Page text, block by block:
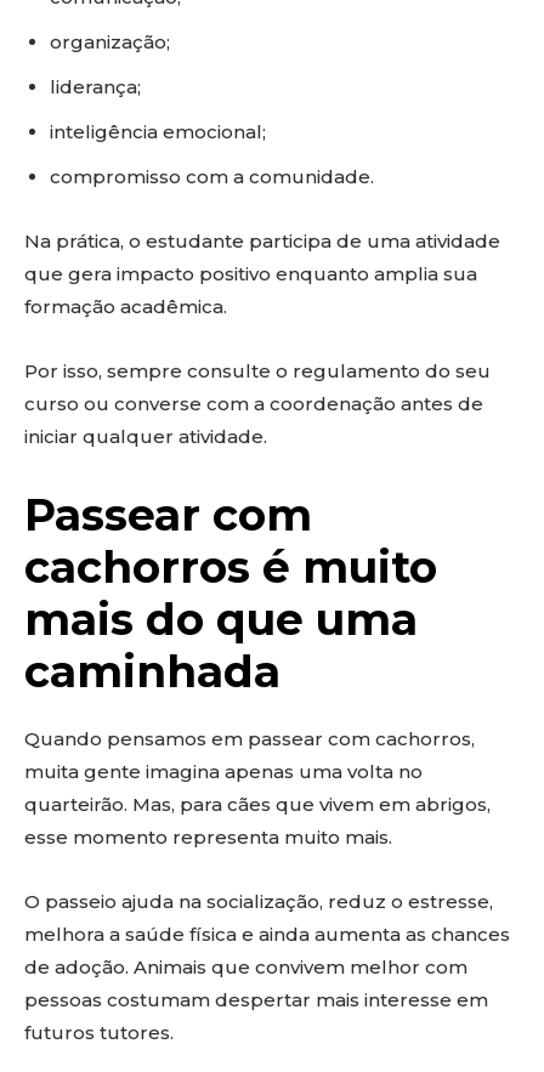
organização;
liderança;
inteligência emocional;
compromisso com a comunidade.
Na prática, o estudante participa de uma atividade
que gera impacto positivo enquanto amplia sua
formação acadêmica.
Por isso, sempre consulte o regulamento do seu
curso ou converse com a coordenação antes de
iniciar qualquer atividade.
Passear com
cachorros é muito
mais do que uma
caminhada
Quando pensamos em passear com cachorros,
muita gente imagina apenas uma volta no
quarteirão. Mas, para cães que vivem em abrigos,
esse momento representa muito mais.
O passeio ajuda na socialização, reduz o estresse,
melhora a saúde física e ainda aumenta as chances
de adoção. Animais que convivem melhor com
pessoas costumam despertar mais interesse em
futuros tutores.